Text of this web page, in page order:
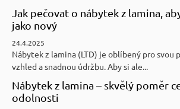
Jak pečovat o nábytek z lamina,
jako nový
24.4.2025
Nábytek z lamina (LTD) je oblíbený pro svou
vzhled a snadnou údržbu. Aby si ale...
Nábytek z lamina – skvělý poměr
odolnosti